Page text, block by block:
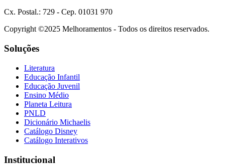
Cx. Postal.: 729 - Cep. 01031 970
Copyright ©2025 Melhoramentos - Todos os direitos reservados.
Soluções
Literatura
Educação Infantil
Educação Juvenil
Ensino Médio
Planeta Leitura
PNLD
Dicionário Michaelis
Catálogo Disney
Catálogo Interativos
Institucional